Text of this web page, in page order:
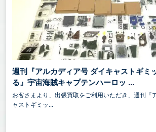
週刊『アルカディア号 ダイキャストギミ
る』宇宙海賊キャプテンハーロッ ...
お客さまより、出張買取をご利用いただき、週刊『
ャストギミッ...